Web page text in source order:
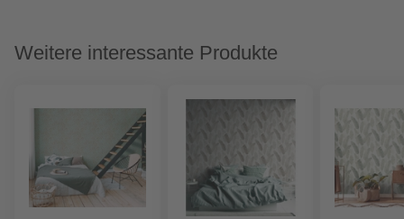
Weitere interessante Produkte